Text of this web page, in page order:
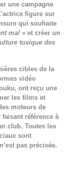
une campagne
figure sur
qui souhaite
mal» et créer un
toxique des
cibles de la
vidéo
ont reçu une
les films et
moteurs de
faisant référence à
club. Toutes les
sont
pas précisée.